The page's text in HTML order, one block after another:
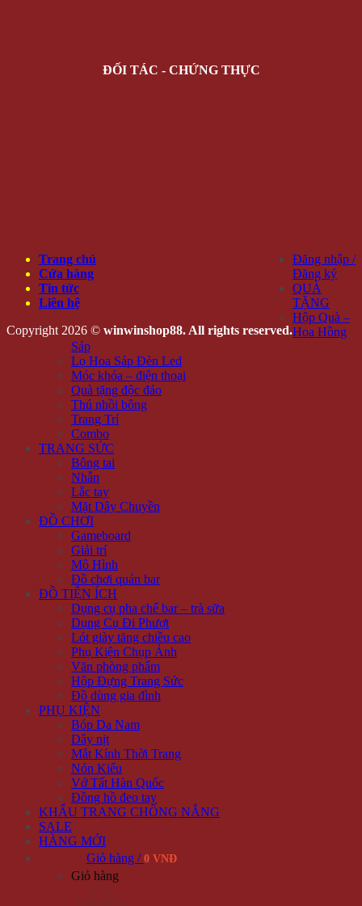
ĐỐI TÁC - CHỨNG THỰC
Trang chủ
Cửa hàng
Tin tức
Liên hệ
Copyright 2026 © winwinshop88. All rights reserved.
Đăng nhập /
Đăng ký
QUÀ
TẶNG
Hộp Quà –
Hoa Hồng
Sáp
Lọ Hoa Sáp Đèn Led
Móc khóa – điện thoại
Quà tặng độc đáo
Thú nhồi bông
Trang Trí
Combo
TRANG SỨC
Bông tai
Nhẫn
Lắc tay
Mặt Dây Chuyền
ĐỒ CHƠI
Gameboard
Giải trí
Mô Hình
Đồ chơi quán bar
ĐỒ TIỆN ÍCH
Dụng cụ pha chế bar – trà sữa
Dụng Cụ Đi Phượt
Lót giày tăng chiều cao
Phụ Kiện Chụp Ảnh
Văn phòng phẩm
Hộp Đựng Trang Sức
Đồ dùng gia đình
PHỤ KIỆN
Bóp Da Nam
Dây nịt
Mắt Kính Thời Trang
Nón Kiểu
Vớ Tất Hàn Quốc
Đồng hồ đeo tay
KHẨU TRANG CHỐNG NẮNG
SALE
HÀNG MỚI
Giỏ hàng / 0 VNĐ
Giỏ hàng